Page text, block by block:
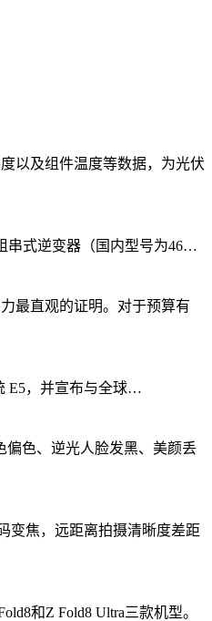
以及组件温度等数据，为光伏
串式逆变器（国内型号为46…
最直观的证明。对于预算有
E5，并宣布与全球…
偏色、逆光人脸发黑、美颜丢
变焦，远距离拍摄清晰度差距
和Z Fold8 Ultra三款机型。